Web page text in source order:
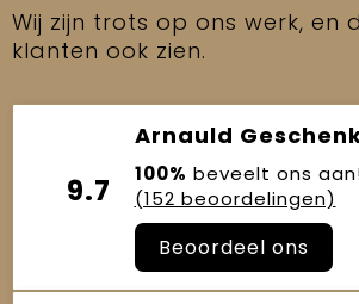
Wij zijn trots op ons werk, en
klanten ook zien.
9.7
Arnauld
100% beveelt ons
(152 beoordelingen)
Beoordeel ons